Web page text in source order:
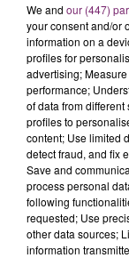
We and our (447)
your consent and/or
information on a
profiles for
advertising;
performance;
of data from
profiles to
content; Use limited
detect fraud, and fix
Save and
process personal
following
requested; Use
other data sources;
information